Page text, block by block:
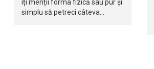
îți menții forma fizică sau pur și
simplu să petreci câteva…